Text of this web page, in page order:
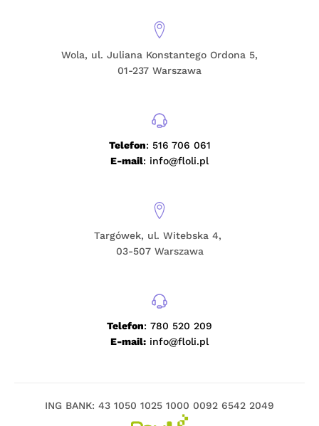
Wola, ul. Juliana Konstantego Ordona 5,
01-237 Warszawa
Telefon: 516 706 061
E-mail: info@floli.pl
Targówek, ul. Witebska 4,
03-507 Warszawa
Telefon: 780 520 209
E-mail: info@floli.pl
ING BANK: 43 1050 1025 1000 0092 6542 2049